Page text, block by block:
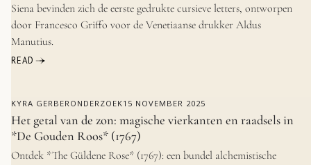
Siena bevinden zich de eerste gedrukte cursieve letters, ontworpen
door Francesco Griffo voor de Venetiaanse drukker Aldus
Manutius.
READ
KYRA GERBER ONDERZOEK15 NOVEMBER 2025
Het getal van de zon: magische vierkanten en raadsels in
*De Gouden Roos* (1767)
Ontdek *The Güldene Rose* (1767): een bundel alchemistische